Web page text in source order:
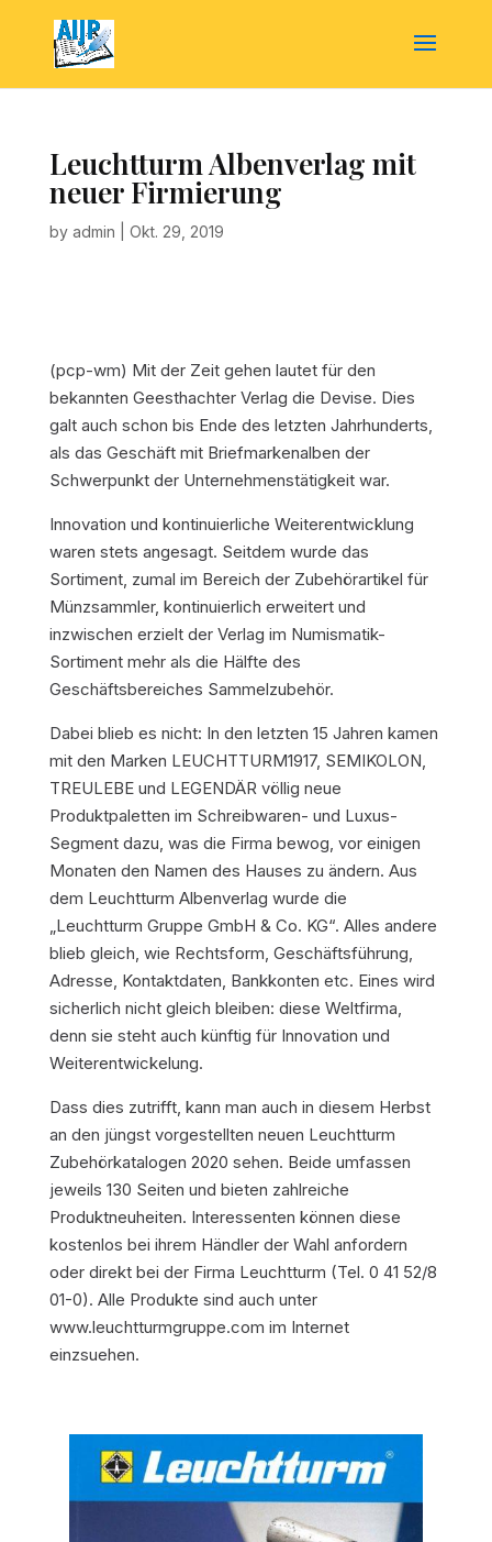
Leuchtturm Albenverlag mit
neuer Firmierung
by admin Okt. 29, 2019
(pcp-wm) Mit der Zeit gehen lautet für den
bekannten Geesthachter Verlag die Devise. Dies
galt auch schon bis Ende des letzten Jahrhunderts,
als das Geschäft mit Briefmarkenalben der
Schwerpunkt der Unternehmenstätigkeit war.
Innovation und kontinuierliche Weiterentwicklung
waren stets angesagt. Seitdem wurde das
Sortiment, zumal im Bereich der Zubehörartikel für
Münzsammler, kontinuierlich erweitert und
inzwischen erzielt der Verlag im Numismatik-
Sortiment mehr als die Hälfte des
Geschäftsbereiches Sammelzubehör.
Dabei blieb es nicht: In den letzten 15 Jahren kamen
mit den Marken LEUCHTTURM1917, SEMIKOLON,
TREULEBE und LEGENDÄR völlig neue
Produktpaletten im Schreibwaren- und Luxus-
Segment dazu, was die Firma bewog, vor einigen
Monaten den Namen des Hauses zu ändern. Aus
dem Leuchtturm Albenverlag wurde die
„Leuchtturm Gruppe GmbH & Co. KG“. Alles andere
blieb gleich, wie Rechtsform, Geschäftsführung,
Adresse, Kontaktdaten, Bankkonten etc. Eines wird
sicherlich nicht gleich bleiben: diese Weltfirma,
denn sie steht auch künftig für Innovation und
Weiterentwickelung.
Dass dies zutrifft, kann man auch in diesem Herbst
an den jüngst vorgestellten neuen Leuchtturm
Zubehörkatalogen 2020 sehen. Beide umfassen
jeweils 130 Seiten und bieten zahlreiche
Produktneuheiten. Interessenten können diese
kostenlos bei ihrem Händler der Wahl anfordern
oder direkt bei der Firma Leuchtturm (Tel. 0 41 52/8
01-0). Alle Produkte sind auch unter
www.leuchtturmgruppe.com im Internet
einzsuehen.